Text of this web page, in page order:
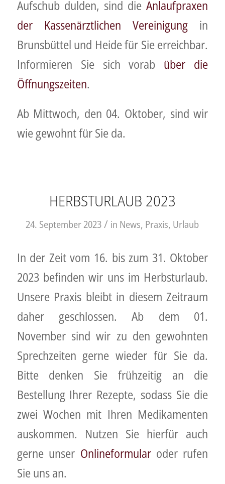
Aufschub dulden, sind dieAnlaufpraxen
der Kassenärztlichen Vereinigung in
Brunsbüttel und Heide für Sie erreichbar.
Informieren Sie sich vorab über die
Öffnungszeiten.
Ab Mittwoch, den 04. Oktober, sind wir
wie gewohnt für Sie da.
HERBSTURLAUB 2023
24. September 2023 / in News, Praxis, Urlaub
In der Zeit vom 16. bis zum 31. Oktober
2023 befinden wir uns im Herbsturlaub.
Unsere Praxis bleibt in diesem Zeitraum
daher geschlossen. Ab dem 01.
November sind wir zu den gewohnten
Sprechzeiten gerne wieder für Sie da.
Bitte denken Sie frühzeitig an die
Bestellung Ihrer Rezepte, sodass Sie die
zwei Wochen mit Ihren Medikamenten
auskommen. Nutzen Sie hierfür auch
gerne unser Onlineformularoder rufen
Sie uns an.